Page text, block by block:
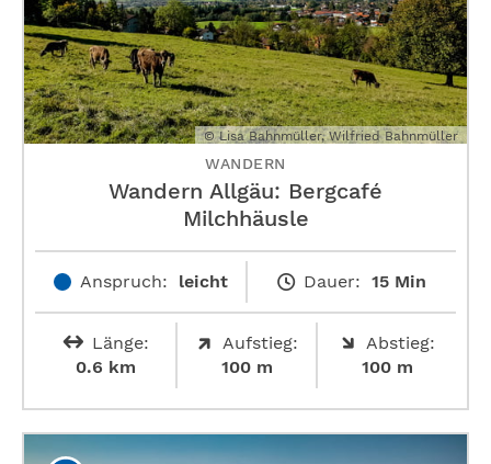
© Lisa Bahnmüller, Wilfried Bahnmüller
WANDERN
Wandern Allgäu: Bergcafé
Milchhäusle
Anspruch: leicht Dauer: 15 Min
Länge:
0.6 km
Aufstieg:
100 m
Abstieg:
100 m